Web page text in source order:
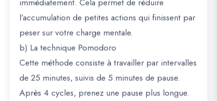
l’accumulation de petites actions qui finissent par
peser sur votre charge mentale.
b) La technique Pomodoro
Cette méthode consiste à travailler par intervalles
de 25 minutes, suivis de 5 minutes de pause.
Après 4 cycles, prenez une pause plus longue.